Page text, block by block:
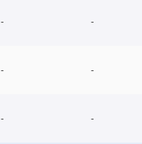
- -
- -
- -